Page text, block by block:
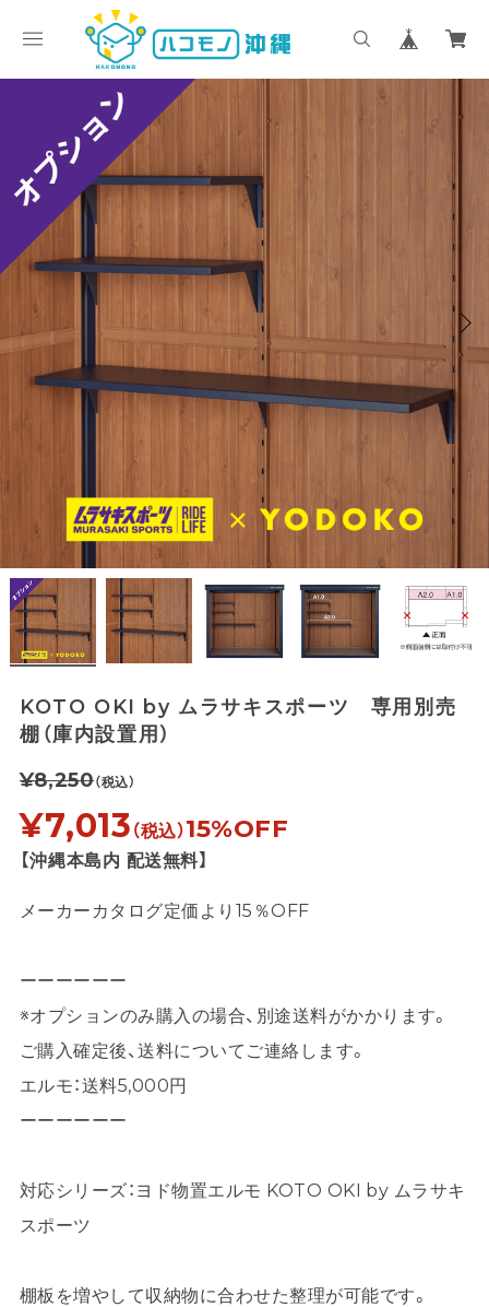
KOTO OKI by ムラサキスポーツ 専用別売
棚（庫内設置用）
¥8,250（税込）
¥7,013 （税込）15%OFF
【沖縄本島内 配送無料】
メーカーカタログ定価より15％OFF
ーーーーーー
※オプションのみ購入の場合、別途送料がかかります。
ご購入確定後、送料についてご連絡します。
エルモ：送料5,000円
ーーーーーー
対応シリーズ：ヨド物置エルモ KOTO OKI by ムラサキ
スポーツ
棚板を増やして収納物に合わせた整理が可能です。